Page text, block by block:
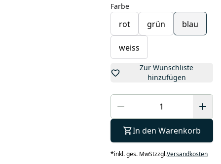
Farbe
rot grün blau
weiss
Zur Wunschliste
hinzufügen
In den Warenkorb
*inkl. ges. MwStzzgl.Versandkosten